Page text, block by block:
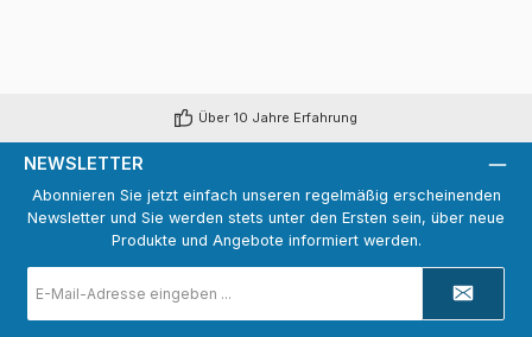
Über 10 Jahre Erfahrung
NEWSLETTER
Abonnieren Sie jetzt einfach unseren regelmäßig erscheinenden
Newsletter und Sie werden stets unter den Ersten sein, über neue
Produkte und Angebote informiert werden.
Mail-
Adresse